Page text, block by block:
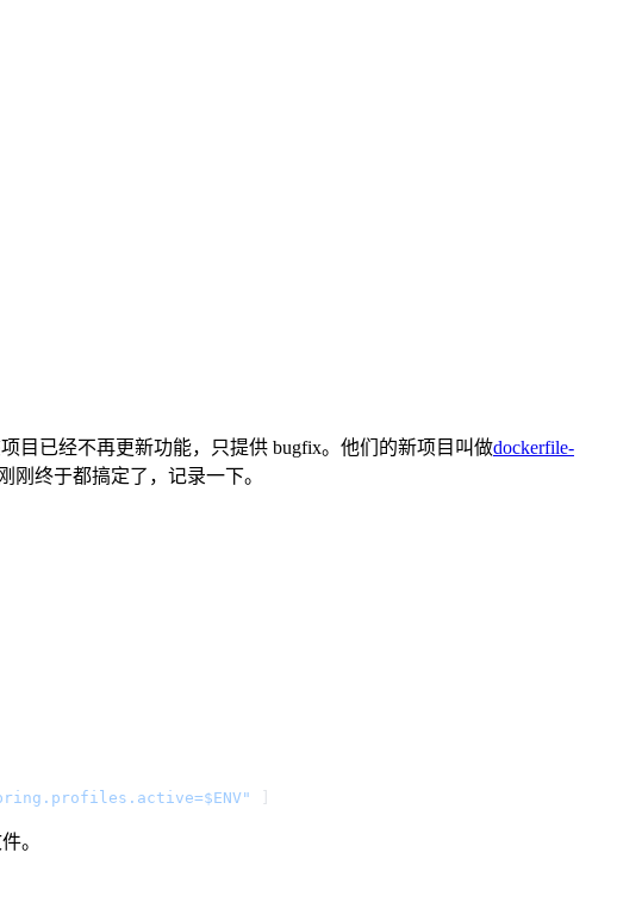
目已经不再更新功能，只提供 bugfix。他们的新项目叫做dockerfile-
终于都搞定了，记录一下。
。